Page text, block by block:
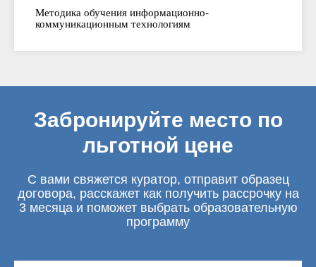
Методика обучения информационно-
коммуникационным технологиям
Забронируйте место по
льготной цене
С вами свяжется куратор, отправит образец
договора, расскажет как получить рассрочку на
3 месяца и поможет выбрать образовательную
программу